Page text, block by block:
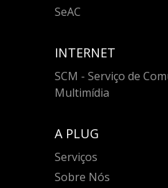
SeAC
INTERNET
SCM - Serviço de
Multimídia
A PLUG
Serviços
Sobre Nós